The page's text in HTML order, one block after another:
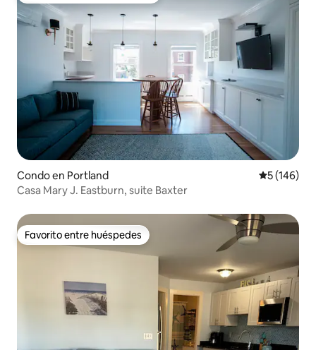
Condo en Portland
5 (146)
Casa Mary J. Eastburn, suite Baxter
Favorito entre huéspedes
Favorito entre huéspedes